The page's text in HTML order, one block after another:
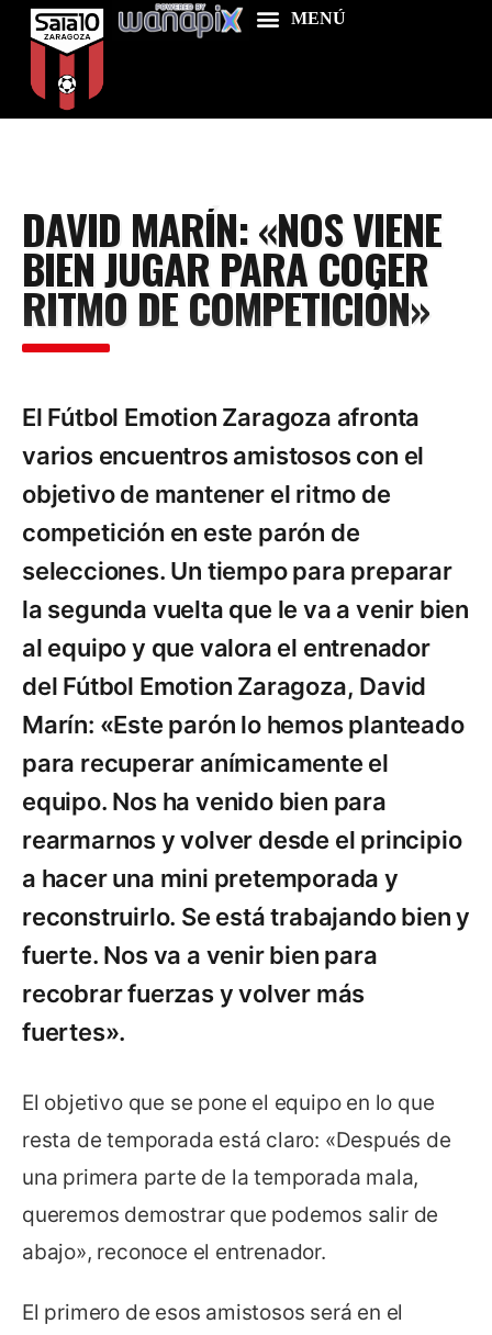
Food & Drink
Features
News
Contacts
DAVID MARÍN: «NOS VIENE
BIEN JUGAR PARA COGER
RITMO DE COMPETICIÓN»
El Fútbol Emotion Zaragoza afronta
varios encuentros amistosos con el
objetivo de mantener el ritmo de
competición en este parón de
selecciones. Un tiempo para preparar
la segunda vuelta que le va a venir bien
al equipo y que valora el entrenador
del Fútbol Emotion Zaragoza, David
Marín: «Este parón lo hemos planteado
para recuperar anímicamente el
equipo. Nos ha venido bien para
rearmarnos y volver desde el principio
a hacer una mini pretemporada y
reconstruirlo. Se está trabajando bien y
fuerte. Nos va a venir bien para
recobrar fuerzas y volver más
fuertes».
El objetivo que se pone el equipo en lo que
resta de temporada está claro: «Después de
una primera parte de la temporada mala,
queremos demostrar que podemos salir de
abajo», reconoce el entrenador.
El primero de esos amistosos será en el